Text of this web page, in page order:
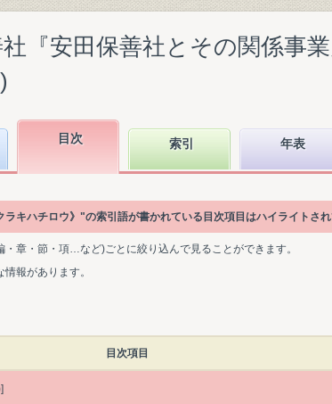
『安田保善社とその関係事
目次 索引 年表
キハチロウ》"の索引語が書かれている目次項目はハイライトされ
・章・節・項…など)ごとに絞り込んで見ることができます。
報があります。
目次項目